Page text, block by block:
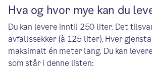
Hva og hvor mye kan du
Du kan levere inntil 250 liter. Det
avfallssekker (à 125 liter). Hver
maksimalt én meter lang. Du kan
som står i denne listen: